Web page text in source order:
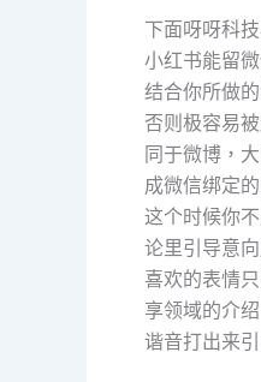
下面呀呀科
小红书能留
结合你所做
否则极容易
同于微博，
成微信绑定
这个时候你
论里引导意
喜欢的表情
享领域的介
谐音打出来